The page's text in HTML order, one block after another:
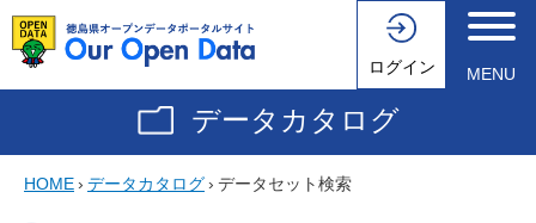
ログイン MENU
データカタログ
HOME› データカタログ› データセット検索